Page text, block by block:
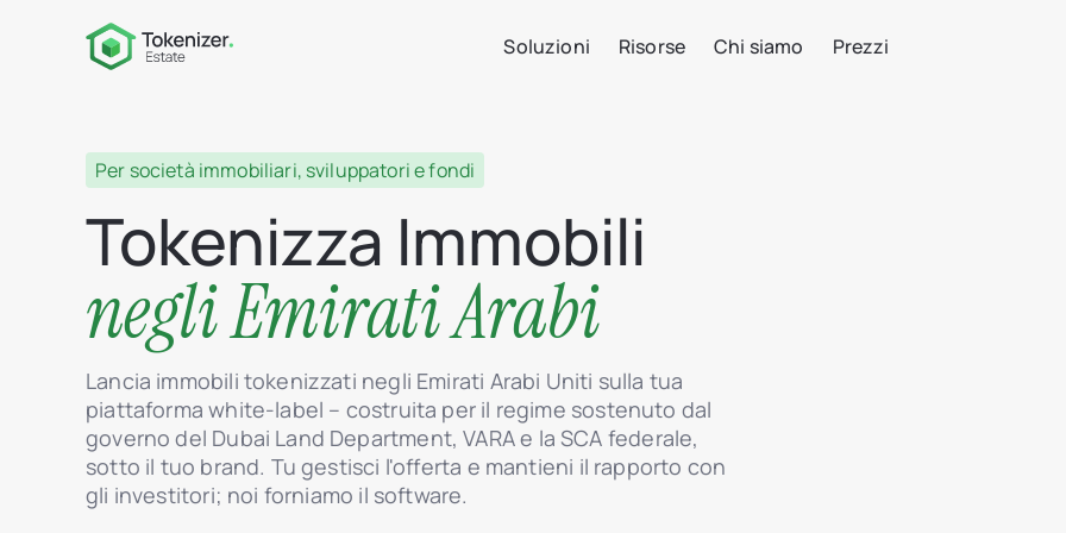
Soluzioni Risorse Chi siamo Prezzi
Per società immobiliari, sviluppatori e fondi
Tokenizza Immobili
negli Emirati Arabi
Lancia immobili tokenizzati negli Emirati Arabi Uniti sulla tua
piattaforma white-label – costruita per il regime sostenuto dal
governo del Dubai Land Department, VARA e la SCA federale,
sotto il tuo brand. Tu gestisci l'offerta e mantieni il rapporto con
gli investitori; noi forniamo il software.